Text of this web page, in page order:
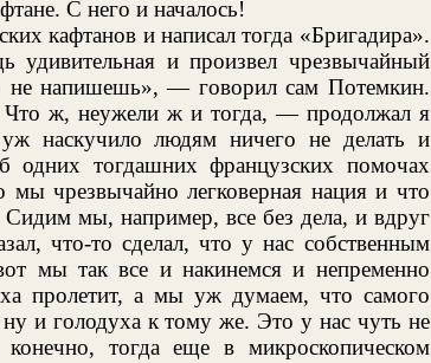
С него и началось!
кафтанов и написал тогда «Бригадира».
удивительная и произвел чрезвычайный
не напишешь», — говорил сам Потемкин.
Что ж, неужели ж и тогда, — продолжал я
наскучило людям ничего не делать и
тогдашних французских помочах
мы чрезвычайно легковерная нация и что
мы, например, все без дела, и вдруг
что-то сделал, что у нас собственным
мы так все и накинемся и непременно
пролетит, а мы уж думаем, что самого
и голодуха к тому же. Это у нас чуть не
тогда еще в микроскопическом